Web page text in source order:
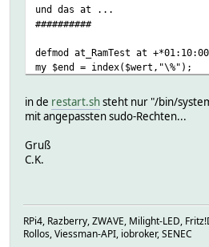
und das at ...
##########
defmod at_RamTest at
my $end = index($wert,"\%");
fhem("setreading sysmon
$wert = int
if ($wert > 80) {
print "Alarm_RAM_Voll_1:
{system('sudo /opt/fhem/
#########
in de restart.shsteht nur "/bin/
mit angepassten sudo-Rechten...
Gruß
C.K.
RPi4, Razberry, ZWAVE, Milight-LED,
Rollos, Viessman-API, iobroker, SENEC